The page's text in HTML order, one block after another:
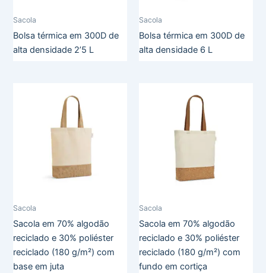
Sacola
Bolsa térmica em 300D de
alta densidade 2’5 L
Sacola
Bolsa térmica em 300D de
alta densidade 6 L
Sacola
Sacola em 70% algodão
reciclado e 30% poliéster
reciclado (180 g/m²) com
base em juta
Sacola
Sacola em 70% algodão
reciclado e 30% poliéster
reciclado (180 g/m²) com
fundo em cortiça